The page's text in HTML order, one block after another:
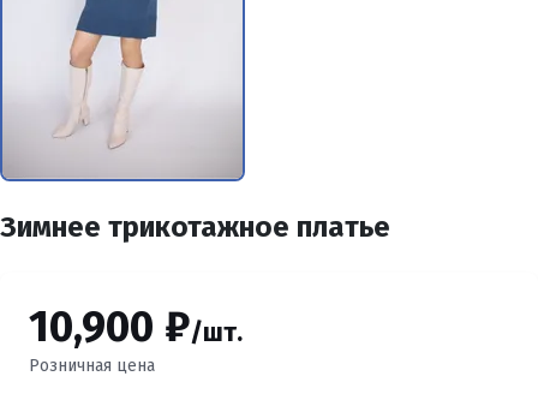
Зимнее трикотажное платье
10,900 ₽/шт.
Розничная цена